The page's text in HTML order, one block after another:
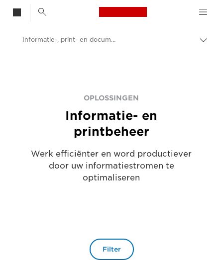
Canon Logo, back
Zakelijke oplossingen
Informatie-, print- en documentbeheer
OPLOSSINGEN
Informatie- en
printbeheer
Werk efficiënter en word productiever
door uw informatiestromen te
optimaliseren
Filter